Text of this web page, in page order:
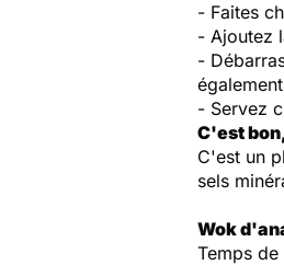
- Faites
- Ajoutez
-
- Servez
C'est
C'est un
sels
Wok
Temps